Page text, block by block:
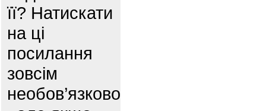
її? Натискати
на ці
посилання
зовсім
необов’язково